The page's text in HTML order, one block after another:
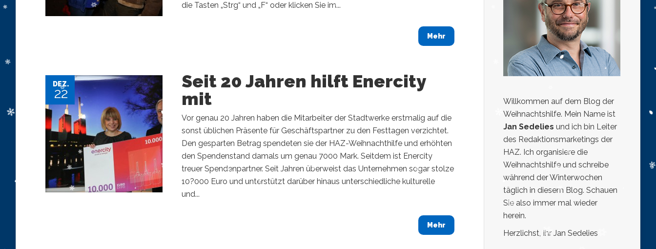
die Tasten „Strg“ und „F“ oder klicken Sie im...
Mehr
DEZ.
22
Seit 20 Jahren hilft Enercity
mit
Vor genau 20 Jahren haben die Mitarbeiter der Stadtwerke erstmalig auf die
sonst üblichen Präsente für Geschäftspartner zu den Festtagen verzichtet.
Den gesparten Betrag spendeten sie der HAZ-Weihnachthilfe und erhöhten
den Spendenstand damals um genau 7000 Mark. Seitdem ist Enercity
treuer Spendenpartner. Seit Jahren überweist das Unternehmen sogar stolze
10?000 Euro und unterstützt darüber hinaus unterschiedliche kulturelle
und...
Mehr
Willkommen auf dem Blog der
Weihnachtshilfe. Mein Name ist
Jan Sedelies und ich bin Leiter
des Redaktionsmarketings der
HAZ. Ich organisiere die
Weihnachtshilfe und schreibe
während der Winterwochen
täglich in diesem Blog. Schauen
Sie also immer mal wieder
herein.
Herzlichst, Ihr Jan Sedelies